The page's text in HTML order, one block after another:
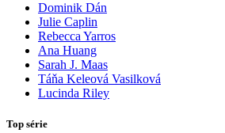
Dominik Dán
Julie Caplin
Rebecca Yarros
Ana Huang
Sarah J. Maas
Táňa Keleová Vasilková
Lucinda Riley
Top série